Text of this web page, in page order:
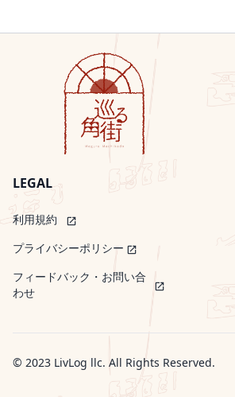
LEGAL
利用規約 open_in_new
プライバシーポリシー open_in_new
フィードバック・お問い合
わせ
open_in_new
© 2023 LivLog llc. All Rights Reserved.